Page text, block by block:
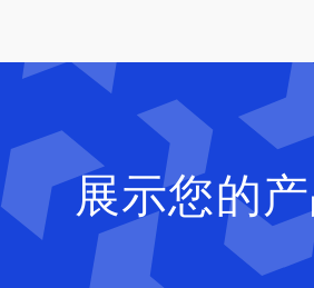
展示您的